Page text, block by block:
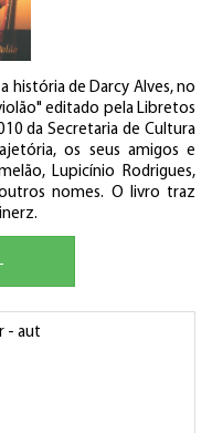
história de Darcy Alves, no
editado pela Libretos
da Secretaria de Cultura
os seus amigos e
Lupicínio Rodrigues,
nomes. O livro traz
- aut